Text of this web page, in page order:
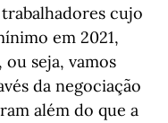
cujo
em 2021,
seja, vamos
da negociação
além do que a